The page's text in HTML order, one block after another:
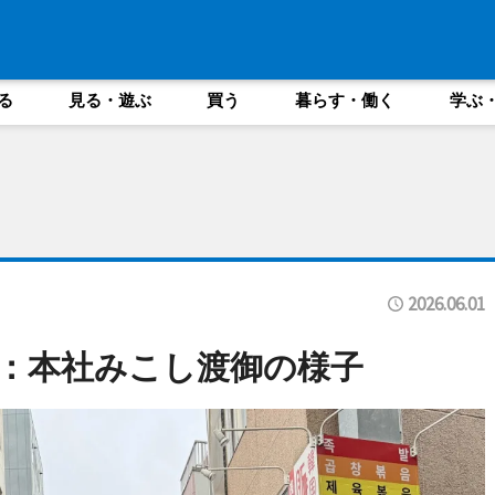
見る・遊ぶ 買う 暮らす・働く 学ぶ
2026.06.01
本社みこし渡御の様子